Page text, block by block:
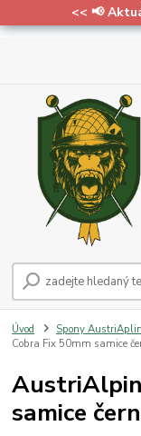
<< 📢
Úvod Spony AustriAplin
Cobra Fix 50mm samice
samice